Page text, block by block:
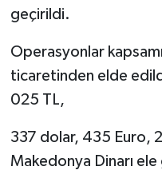
geçirildi.
Operasyonlar
ticaretinden elde
025 TL,
337 dolar, 435 Euro,
Makedonya Dinarı